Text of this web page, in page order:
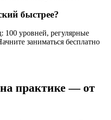
быстрее?
100 уровней, регулярные
заниматься бесплатно
практике — от